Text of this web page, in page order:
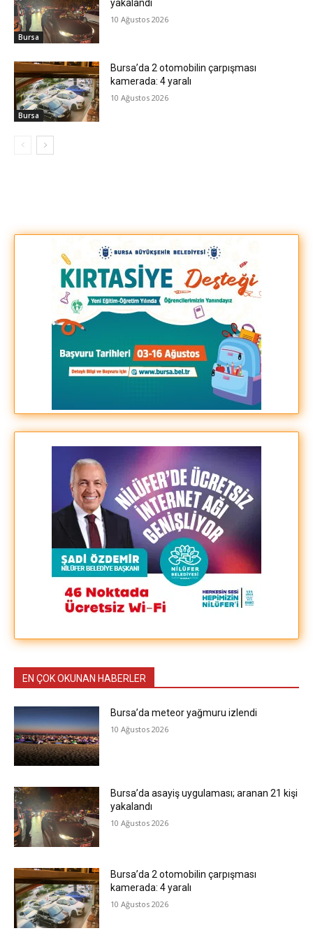
Bursa
yakalandı
10 Ağustos 2026
Bursa
Bursa’da 2 otomobilin çarpışması
kamerada: 4 yaralı
10 Ağustos 2026
EN ÇOK OKUNAN HABERLER
Bursa’da meteor yağmuru izlendi
10 Ağustos 2026
Bursa’da asayiş uygulaması; aranan 21 kişi
yakalandı
10 Ağustos 2026
Bursa’da 2 otomobilin çarpışması
kamerada: 4 yaralı
10 Ağustos 2026